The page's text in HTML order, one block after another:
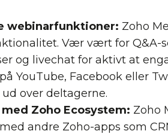
webinarfunktioner: Zoho
Vær vært for Q&A-
og livechat for aktivt at
YouTube, Facebook eller
over deltagerne.
Zoho Ecosystem: Zoho
andre Zoho-apps som